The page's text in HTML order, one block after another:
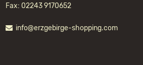
Fax: 02243 9170652
info@erzgebirge-shopping.com